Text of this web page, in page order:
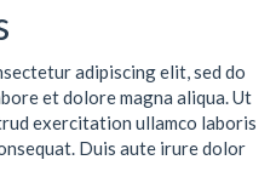
adipiscing elit, sed do
et dolore magna aliqua. Ut
exercitation ullamco laboris
Duis aute irure dolor